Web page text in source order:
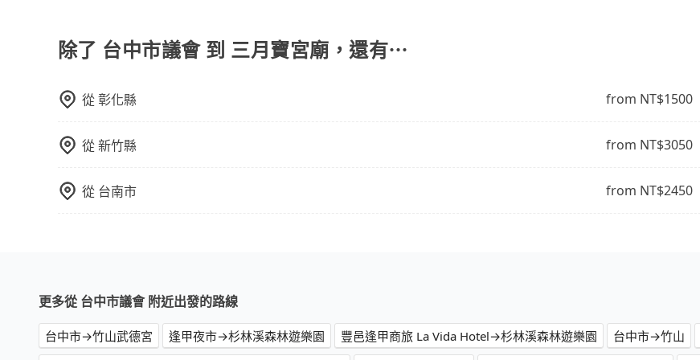
取額外費用是必要的補償。
除了 台中市議會 到 三月寶宮廟，還有⋯
從彰化縣 from NT$1500
從新竹縣 from NT$3050
從 台南市 from NT$2450
更多從 台中市議會 附近出發的路線
台中市→竹山武德宮 逢甲夜市→杉林溪森林遊樂園 豐邑逢甲商旅 La Vida Hotel→杉林溪森林遊樂園 台中市→竹山